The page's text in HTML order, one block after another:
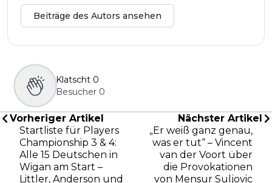
Beiträge des Autors ansehen
Klatscht 0
Besucher 0
Vorheriger Artikel
Startliste für Players
Championship 3 & 4:
Alle 15 Deutschen in
Wigan am Start –
Littler, Anderson und
Nächster Artikel
„Er weiß ganz genau,
was er tut“ – Vincent
van der Voort über
die Provokationen
von Mensur Suljovic